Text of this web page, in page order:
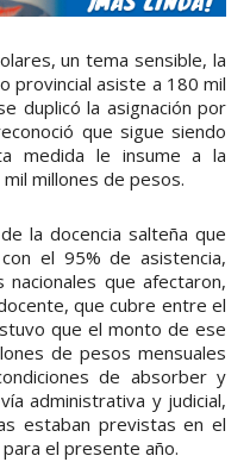
un tema sensible, la
provincial asiste a 180 mil
duplicó la asignación por
que sigue siendo
medida le insume a la
millones de pesos.
la docencia salteña que
el 95% de asistencia,
que afectaron,
que cubre entre el
que el monto de ese
de pesos mensuales
de absorber y
administrativa y judicial,
estaban previstas en el
el presente año.